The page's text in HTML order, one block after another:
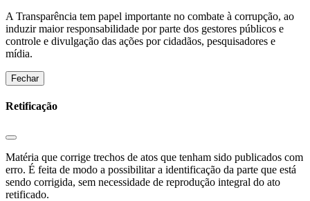
A Transparência tem papel importante no combate à corrupção, ao
induzir maior responsabilidade por parte dos gestores públicos e
controle e divulgação das ações por cidadãos, pesquisadores e
mídia.
Fechar
Retificação
Matéria que corrige trechos de atos que tenham sido publicados com
erro. É feita de modo a possibilitar a identificação da parte que está
sendo corrigida, sem necessidade de reprodução integral do ato
retificado.